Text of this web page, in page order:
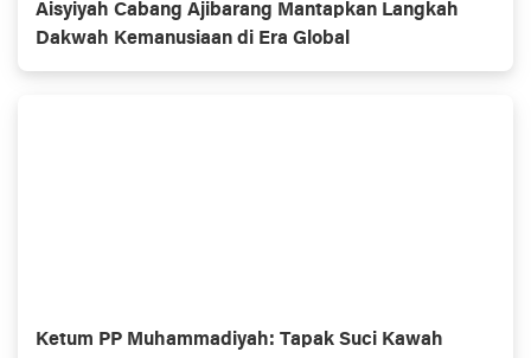
Aisyiyah Cabang Ajibarang Mantapkan Langkah
Dakwah Kemanusiaan di Era Global
Ketum PP Muhammadiyah: Tapak Suci Kawah